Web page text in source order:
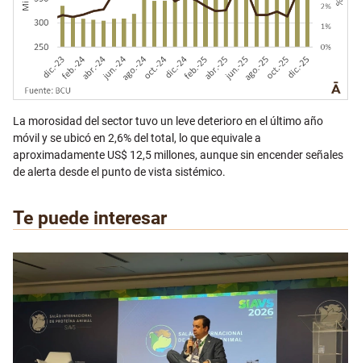
La morosidad del sector tuvo un leve deterioro en el último año
móvil y se ubicó en 2,6% del total, lo que equivale a
aproximadamente US$ 12,5 millones, aunque sin encender señales
de alerta desde el punto de vista sistémico.
Te puede interesar